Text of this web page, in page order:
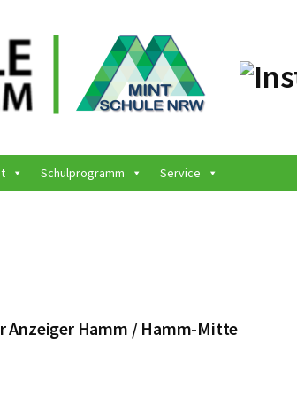
Schulprogramm Service
Anzeiger Hamm / Hamm-Mitte